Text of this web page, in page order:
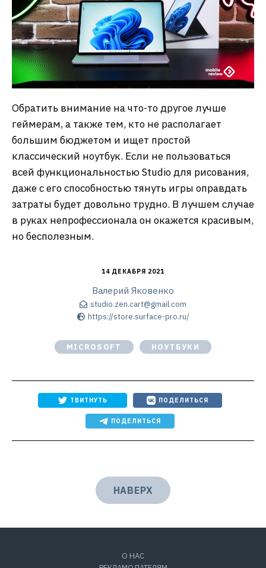
Обратить внимание на что-то другое лучше
геймерам, а также тем, кто не располагает
большим бюджетом и ищет простой
классический ноутбук. Если не пользоваться
всей функциональностью Studio для рисования,
даже с его способностью тянуть игры оправдать
затраты будет довольно трудно. В лучшем случае
в руках непрофессионала он окажется красивым,
но бесполезным.
14 ДЕКАБРЯ 2021
Валерий Яковенко
studio.zen.cart@gmail.com
https://store.surface-pro.ru/
MICROSOFT НОУТБУКИ
ТВИТНУТЬ ПОДЕЛИТЬСЯ
ПОДЕЛИТЬСЯ
НАВЕРХ
О НАС